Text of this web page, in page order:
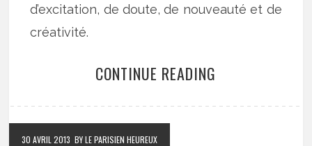
d’excitation, de doute, de nouveauté et de
créativité.
CONTINUE READING
30 AVRIL 2013 BY LE PARISIEN HEUREUX